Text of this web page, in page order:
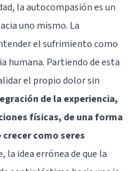
la autocompasión es un
uno mismo. La
el sufrimiento como
humana. Partiendo de esta
el propio dolor sin
de la experiencia,
físicas, de una forma
como seres
idea errónea de que la